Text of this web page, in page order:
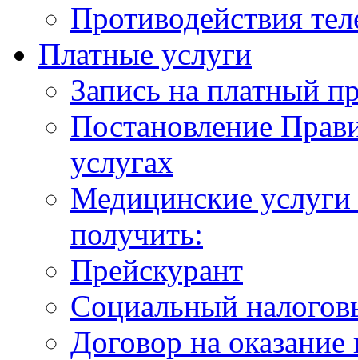
Противодействия
Платные услуги
Запись на платный
Постановление
услугах
Медицинские
получить:
Прейскурант
Социальный
Договор на